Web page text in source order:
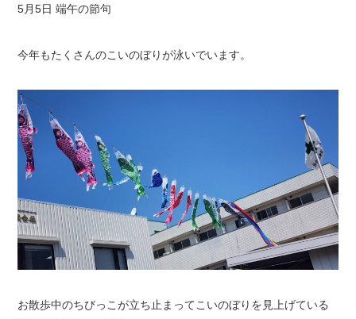
5月5日 端午の節句
今年もたくさんのこいのぼりが泳いでいます。
お散歩中のちびっこが立ち止まってこいのぼりを見上げている